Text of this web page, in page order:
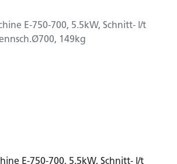
E-750-700, 5.5kW, Schnitt- l/t
149kg